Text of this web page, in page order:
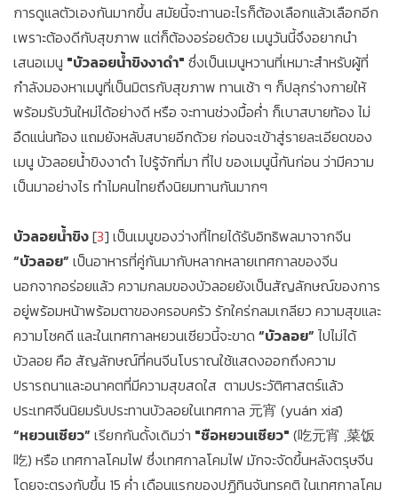
การดูแลตัวเองกันมากขึ้น สมัยนี้จะทานอะไรก็ต้องเลือกแล้วเลือกอีก
เพราะต้องดีกับสุขภาพ แต่ก็ต้องอร่อยด้วย เมนูวันนี้จึงอยากนำ
เสนอเมนู "บัวลอยน้ำขิงงาดำ" ซึ่งเป็นเมนูหวานที่เหมาะสำหรับผู้ที่
กำลังมองหาเมนูที่เป็นมิตรกับสุขภาพ ทานเช้า ๆ ก็ปลุกร่างกายให้
พร้อมรับวันใหม่ได้อย่างดี หรือ จะทานช่วงมื้อค่ำ ก็เบาสบายท้อง ไม่
อืดแน่นท้อง แถมยังหลับสบายอีกด้วย ก่อนจะเข้าสู่รายละเอียดของ
เมนู บัวลอยน้ำขิงงาดำ ไปรู้จักที่มา ที่ไป ของเมนูนี้กันก่อน ว่ามีความ
เป็นมาอย่างไร ทำไมคนไทยถึงนิยมทานกันมากๆ
บัวลอยน้ำขิง[3] เป็นเมนูของว่างที่ไทยได้รับอิทธิพลมาจากจีน
“บัวลอย” เป็นอาหารที่คู่กันมากับหลากหลายเทศกาลของจีน
นอกจากอร่อยแล้ว ความกลมของบัวลอยยังเป็นสัญลักษณ์ของการ
อยู่พร้อมหน้าพร้อมตาของครอบครัว รักใคร่กลมเกลียว ความสุขและ
ความโชคดี และในเทศกาลหยวนเซียวนี้จะขาด “บัวลอย” ไปไม่ได้
บัวลอย คือ สัญลักษณ์ที่คนจีนโบราณใช้แสดงออกถึงความ
ปรารถนาและอนาคตที่มีความสุขสดใส ตามประวัติศาสตร์แล้ว
ประเทศจีนนิยมรับประทานบัวลอยในเทศกาล 元宵 (yuán xiā)
“หยวนเซียว” เรียกกันดั้งเดิมว่า "ชือหยวนเซียว" (吃元宵 ,菜饭
吃) หรือ เทศกาลโคมไฟ ซึ่งเทศกาลโคมไฟ มักจะจัดขึ้นหลังตรุษจีน
โดยจะตรงกับขึ้น 15 ค่ำ เดือนแรกของปฏิทินจันทรคติ ในเทศกาลโคม